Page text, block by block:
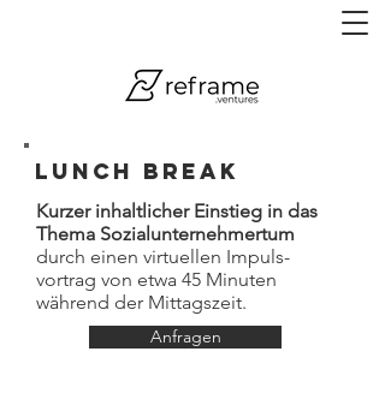
LUNCH BREAK
Kurzer inhaltlicher Einstieg in das
Thema Sozialunternehmertum
durch einen virtuellen Impuls-
vortrag von etwa​ 45 Minuten
während ​der Mittagszeit.​​
Anfragen